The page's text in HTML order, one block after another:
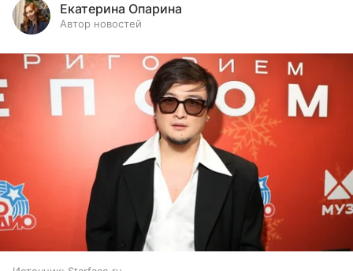
Екатерина Опарина
Автор новостей